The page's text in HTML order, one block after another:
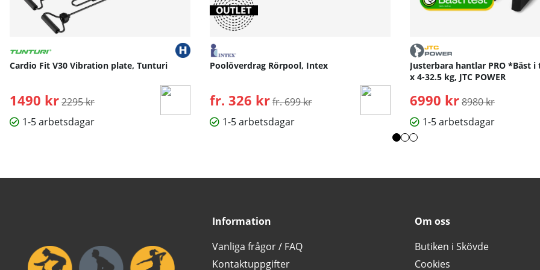
Cardio Fit V30 Vibration plate, Tunturi
1490 kr Ordinarie pris:
2295 kr
1-5 arbetsdagar
Poolöverdrag Rörpool, Intex
fr. 326 krOrdinarie pris:
fr. 699 kr
1-5 arbetsdagar
Justerbara hantlar PRO *Bäst i
x 4-32.5 kg, JTC POWER
6990 kr Ordinarie pris:
8980 kr
1-5 arbetsdagar
Information
Vanliga frågor / FAQ
Kontaktuppgifter
Om oss
Butiken i Skövde
Cookies